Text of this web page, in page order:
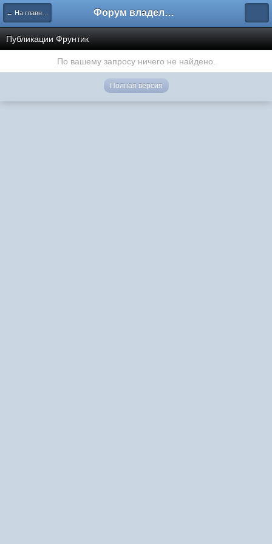
← На главную Форум владельцев интернет-магазинов
Публикации Фрунтик
По вашему запросу ничего не найдено.
Полная версия